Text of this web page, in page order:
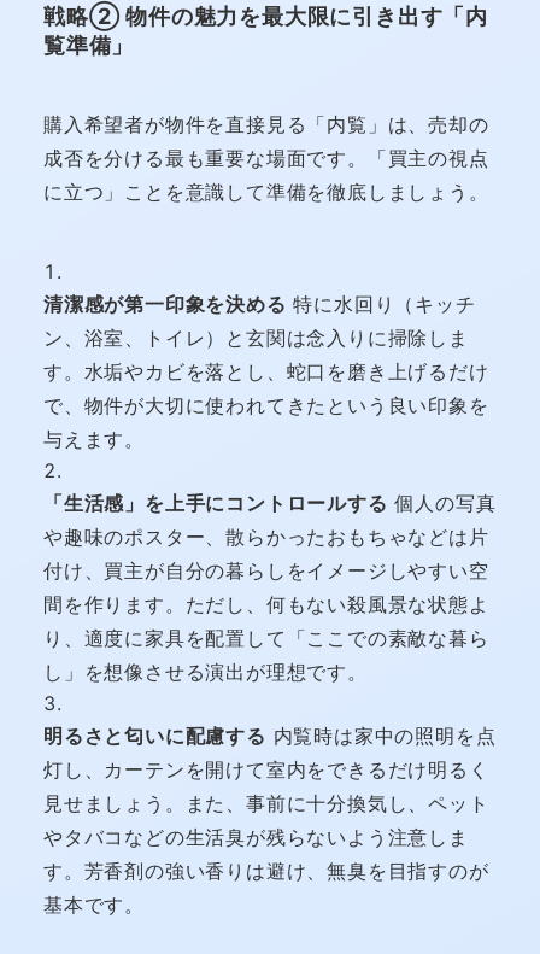
戦略② 物件の魅力を最大限に引き出す「内
覧準備」
購入希望者が物件を直接見る「内覧」は、売却の
成否を分ける最も重要な場面です。「買主の視点
に立つ」ことを意識して準備を徹底しましょう。
清潔感が第一印象を決める 特に水回り（キッチ
ン、浴室、トイレ）と玄関は念入りに掃除しま
す。水垢やカビを落とし、蛇口を磨き上げるだけ
で、物件が大切に使われてきたという良い印象を
与えます。
「生活感」を上手にコントロールする 個人の写真
や趣味のポスター、散らかったおもちゃなどは片
付け、買主が自分の暮らしをイメージしやすい空
間を作ります。ただし、何もない殺風景な状態よ
り、適度に家具を配置して「ここでの素敵な暮ら
し」を想像させる演出が理想です。
明るさと匂いに配慮する 内覧時は家中の照明を点
灯し、カーテンを開けて室内をできるだけ明るく
見せましょう。また、事前に十分換気し、ペット
やタバコなどの生活臭が残らないよう注意しま
す。芳香剤の強い香りは避け、無臭を目指すのが
基本です。